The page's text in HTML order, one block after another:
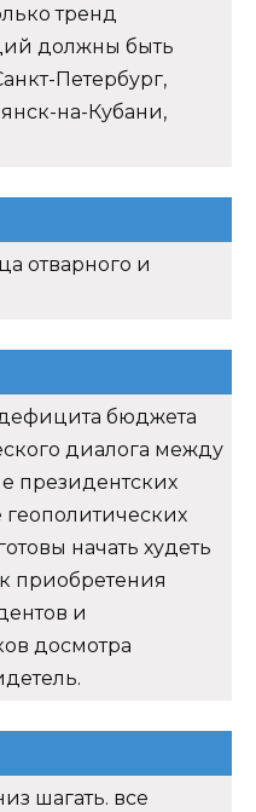
тренд
должны быть
Петербург,
на-Кубани,
отварного и
бюджета
диалога между
президентских
начать худеть
приобретения
и
досмотра
шагать. все